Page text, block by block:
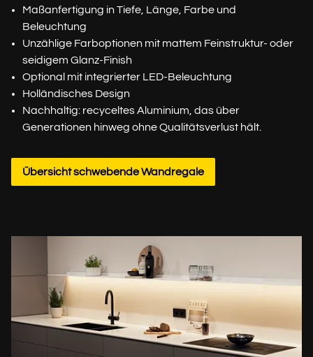
Maßanfertigung in Tiefe, Länge, Farbe und
Beleuchtung
Unzählige Farboptionen mit mattem Feinstruktur- oder
seidigem Glanz-Finish
Optional mit integrierter LED-Beleuchtung
Holländisches Design
Nachhaltig: recyceltes Aluminium, das über
Generationen hinweg ohne Qualitätsverlust hält.
Übersicht schwebende Wandregale